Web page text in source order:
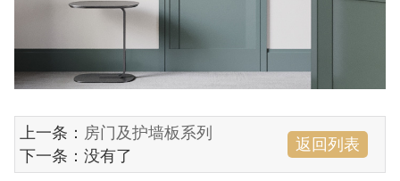
上一条： 房门及护墙板系列
下一条：没有了
返回列表